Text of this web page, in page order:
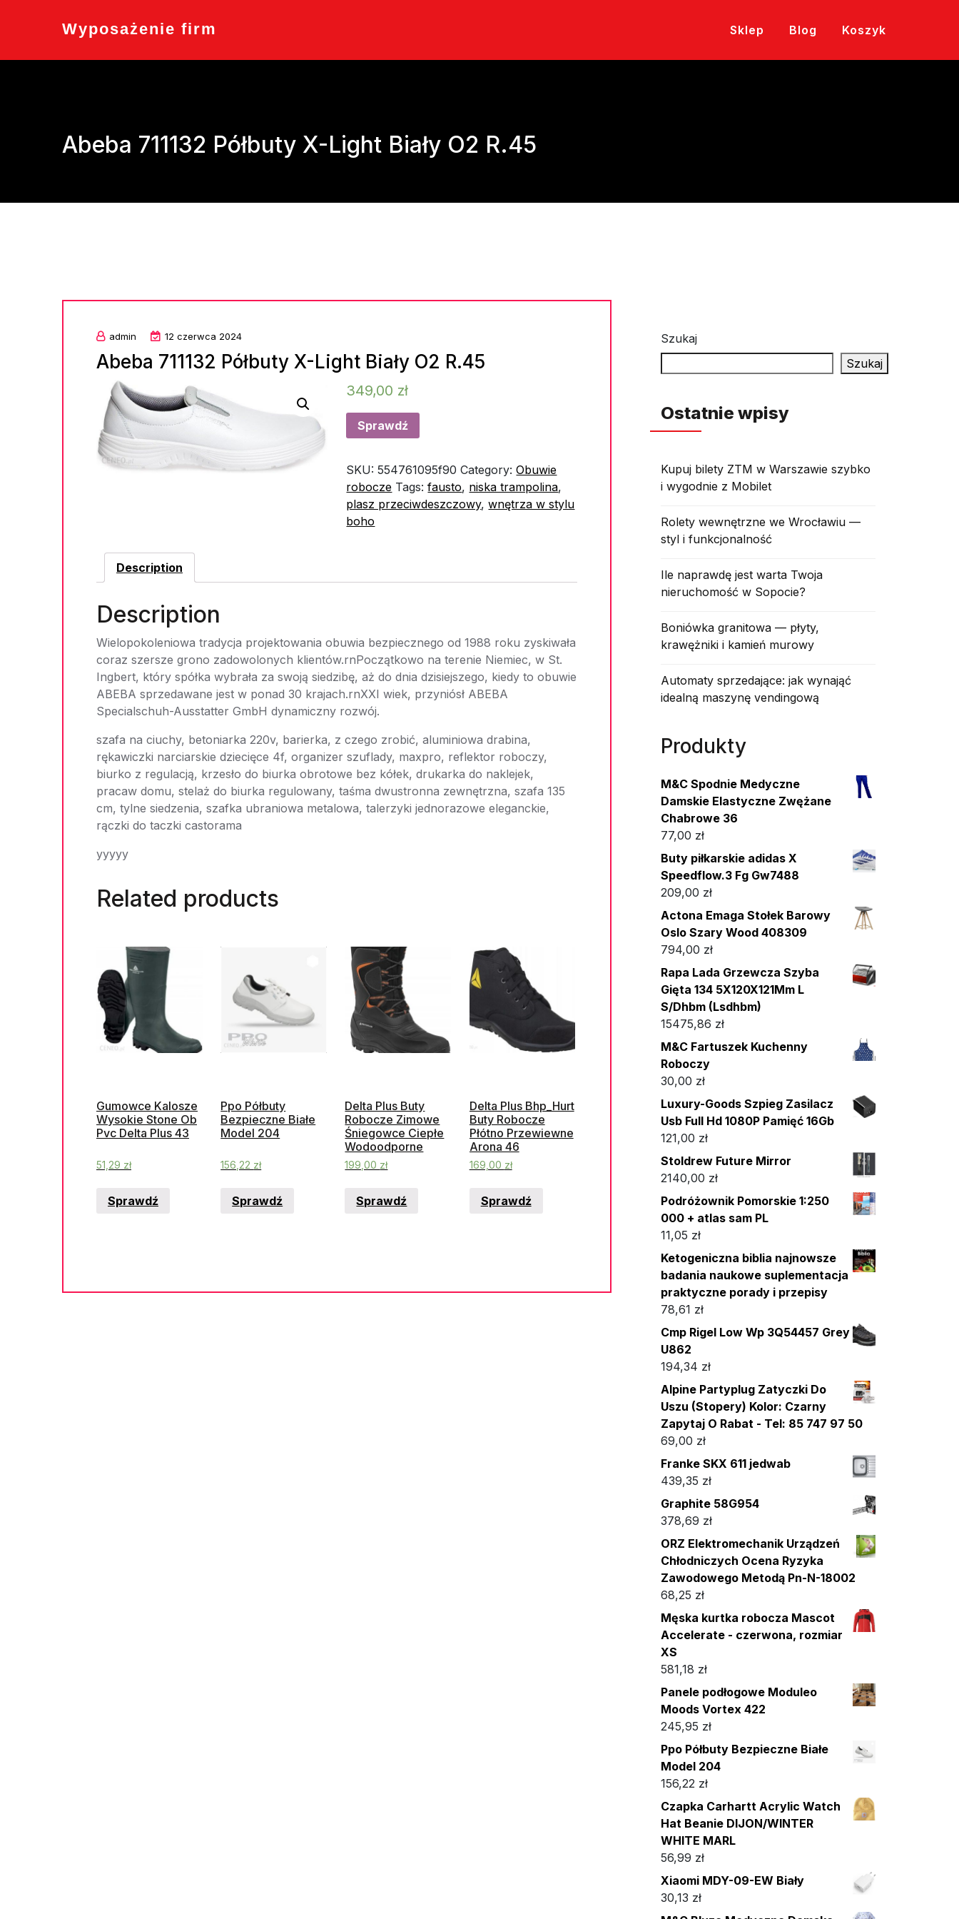
Wyposażenie firm Sklep Blog Koszyk
Abeba 711132 Półbuty X-Light Biały O2 R.45
admin 12 czerwca 2024
Abeba 711132 Półbuty X-Light Biały O2 R.45
349,00 zł
Sprawdź
SKU:554761095f90 Category:Obuwie
robocze Tags:fausto, niska trampolina,
plasz przeciwdeszczowy,wnętrza w stylu
boho
Description
Description
Wielopokoleniowa tradycja projektowania obuwia bezpiecznego od 1988 roku zyskiwała
coraz szersze grono zadowolonych klientów.rnPoczątkowo na terenie Niemiec, w St.
Ingbert, który spółka wybrała za swoją siedzibę, aż do dnia dzisiejszego, kiedy to obuwie
ABEBA sprzedawane jest w ponad 30 krajach.rnXXI wiek, przyniósł ABEBA
Specialschuh-Ausstatter GmbH dynamiczny rozwój.
szafa na ciuchy, betoniarka 220v, barierka, z czego zrobić, aluminiowa drabina,
rękawiczki narciarskie dziecięce 4f, organizer szuflady, maxpro, reflektor roboczy,
biurko z regulacją, krzesło do biurka obrotowe bez kółek, drukarka do naklejek,
pracaw domu, stelaż do biurka regulowany, taśma dwustronna zewnętrzna, szafa 135
cm, tylne siedzenia, szafka ubraniowa metalowa, talerzyki jednorazowe eleganckie,
rączki do taczki castorama
yyyyy
Related products
Gumowce Kalosze
Wysokie Stone Ob
Pvc Delta Plus 43
51,29 zł
Sprawdź
Ppo Półbuty
Bezpieczne Białe
Model 204
156,22 zł
Sprawdź
Delta Plus Buty
Robocze Zimowe
Śniegowce Ciepłe
Wodoodporne
199,00 zł
Sprawdź
Delta Plus Bhp_Hurt
Buty Robocze
Płótno Przewiewne
Arona 46
169,00 zł
Sprawdź
Szukaj
Szukaj
Ostatnie wpisy
Kupuj bilety ZTM w Warszawie szybko
i wygodnie z Mobilet
Rolety wewnętrzne we Wrocławiu —
styl i funkcjonalność
Ile naprawdę jest warta Twoja
nieruchomość w Sopocie?
Boniówka granitowa — płyty,
krawężniki i kamień murowy
Automaty sprzedające: jak wynająć
idealną maszynę vendingową
Produkty
M&C Spodnie Medyczne
Damskie Elastyczne Zwężane
Chabrowe 36
77,00 zł
Buty piłkarskie adidas X
Speedflow.3 Fg Gw7488
209,00 zł
Actona Emaga Stołek Barowy
Oslo Szary Wood 408309
794,00 zł
Rapa Lada Grzewcza Szyba
Gięta 134 5X120X121Mm L
S/Dhbm (Lsdhbm)
15475,86 zł
M&C Fartuszek Kuchenny
Roboczy
30,00 zł
Luxury-Goods Szpieg Zasilacz
Usb Full Hd 1080P Pamięć 16Gb
121,00 zł
Stoldrew Future Mirror
2140,00 zł
Podróżownik Pomorskie 1:250
000 + atlas sam PL
11,05 zł
Ketogeniczna biblia najnowsze
badania naukowe suplementacja
praktyczne porady i przepisy
78,61 zł
Cmp Rigel Low Wp 3Q54457 Grey
U862
194,34 zł
Alpine Partyplug Zatyczki Do
Uszu (Stopery) Kolor: Czarny
Zapytaj O Rabat - Tel: 85 747 97 50
69,00 zł
Franke SKX 611 jedwab
439,35 zł
Graphite 58G954
378,69 zł
ORZ Elektromechanik Urządzeń
Chłodniczych Ocena Ryzyka
Zawodowego Metodą Pn-N-18002
68,25 zł
Męska kurtka robocza Mascot
Accelerate - czerwona, rozmiar
XS
581,18 zł
Panele podłogowe Moduleo
Moods Vortex 422
245,95 zł
Ppo Półbuty Bezpieczne Białe
Model 204
156,22 zł
Czapka Carhartt Acrylic Watch
Hat Beanie DIJON/WINTER
WHITE MARL
56,99 zł
Xiaomi MDY-09-EW Biały
30,13 zł